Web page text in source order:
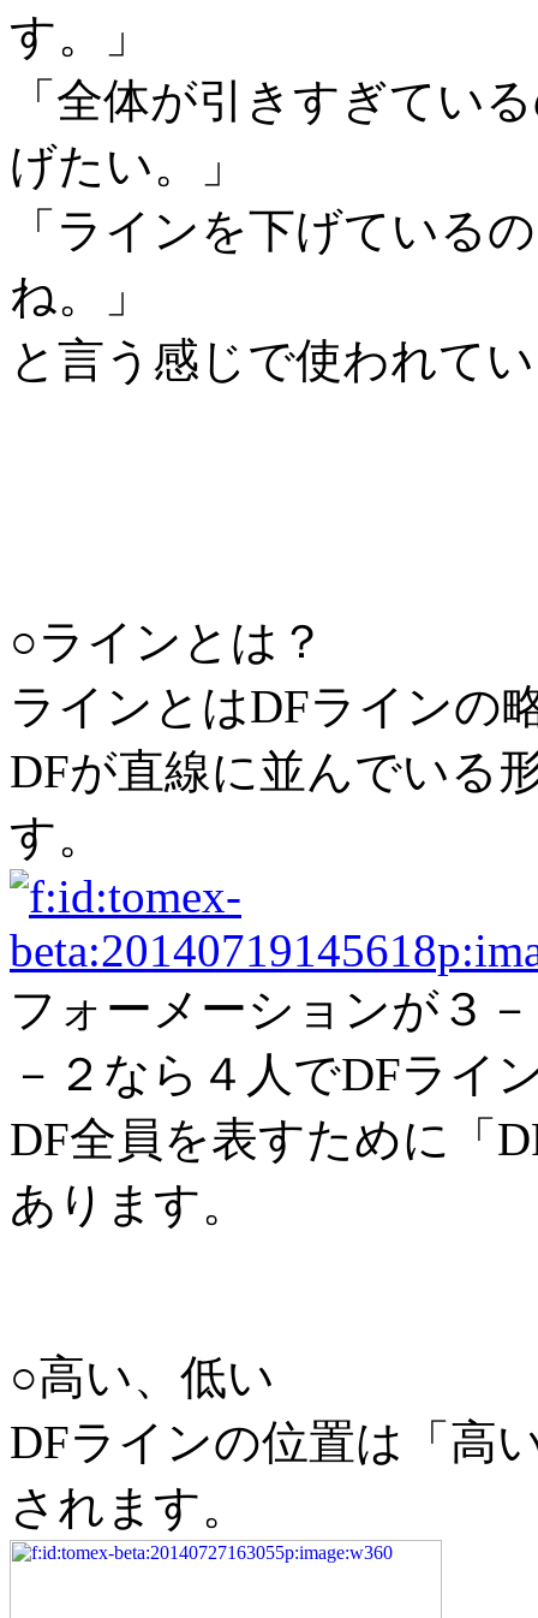
す。」
「全体が引きすぎてい
げたい。」
「ラインを下げている
ね。」
と言う感じで使われて
○ラインとは？
ラインとはDFラインの
DFが直線に並んでいる
す。
フォーメーションが３
－２なら４人でDFライ
DF全員を表すために「
あります。
○高い、低い
DFラインの位置は「高
されます。